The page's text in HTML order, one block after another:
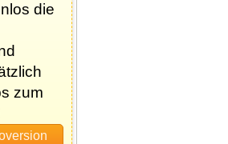
die
zum